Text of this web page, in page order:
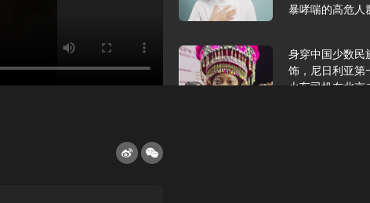
暴哮喘的高危人
身穿中国少数民
饰，尼日利亚第
火车司机在北京